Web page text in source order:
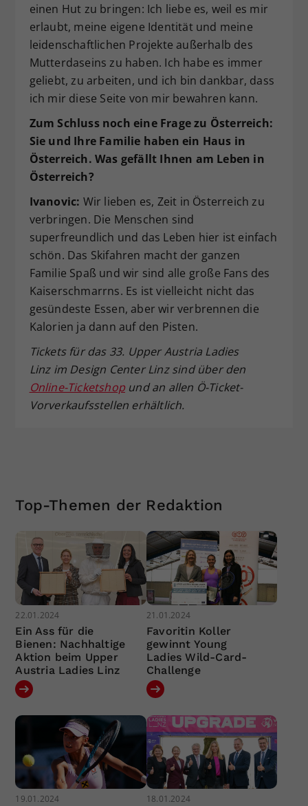
einen Hut zu bringen: Ich liebe es, weil es mir
erlaubt, meine eigene Identität und meine
leidenschaftlichen Projekte außerhalb des
Mutterdaseins zu haben. Ich habe es immer
geliebt, zu arbeiten, und ich bin dankbar, dass
ich mir diese Seite von mir bewahren kann.
Zum Schluss noch eine Frage zu Österreich:
Sie und Ihre Familie haben ein Haus in
Österreich. Was gefällt Ihnen am Leben in
Österreich?
Ivanovic: Wir lieben es, Zeit in Österreich zu
verbringen. Die Menschen sind
superfreundlich und das Leben hier ist einfach
schön. Das Skifahren macht der ganzen
Familie Spaß und wir sind alle große Fans des
Kaiserschmarrns. Es ist vielleicht nicht das
gesündeste Essen, aber wir verbrennen die
Kalorien ja dann auf den Pisten.
Tickets für das 33. Upper Austria Ladies
Linzim Design Center Linz sind über den
Online-Ticketshopund an allen Ö-Ticket-
Vorverkaufsstellen erhältlich.
Top-Themen der Redaktion
22.01.2024
Ein Ass für die
Bienen: Nachhaltige
Aktion beim Upper
Austria Ladies Linz
21.01.2024
Favoritin Koller
gewinnt Young
Ladies Wild-Card-
Challenge
19.01.2024 18.01.2024